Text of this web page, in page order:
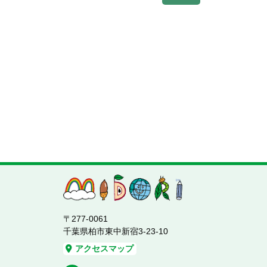
〒277-0061
千葉県柏市東中新宿3-23-10
アクセスマップ